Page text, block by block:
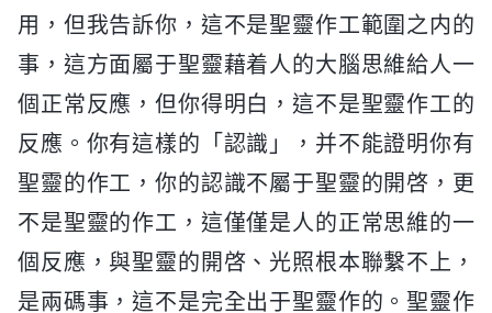
用，但我告訴你，這不是聖靈作工範圍之内的
事，這方面屬于聖靈藉着人的大腦思維給人一
個正常反應，但你得明白，這不是聖靈作工的
反應。你有這樣的「認識」，并不能證明你有
聖靈的作工，你的認識不屬于聖靈的開啓，更
不是聖靈的作工，這僅僅是人的正常思維的一
個反應，與聖靈的開啓、光照根本聯繫不上，
是兩碼事，這不是完全出于聖靈作的。聖靈作